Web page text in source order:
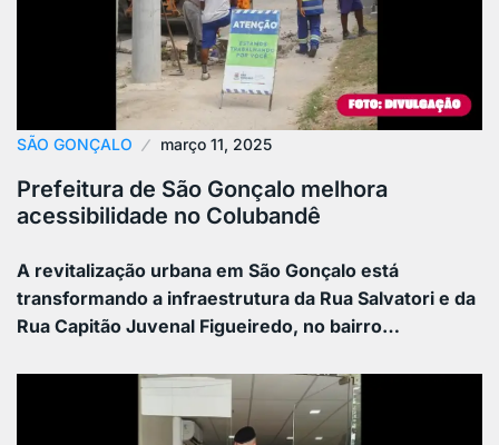
SÃO GONÇALO março 11, 2025
Prefeitura de São Gonçalo melhora
acessibilidade no Colubandê
A revitalização urbana em São Gonçalo está
transformando a infraestrutura da Rua Salvatori e da
Rua Capitão Juvenal Figueiredo, no bairro…